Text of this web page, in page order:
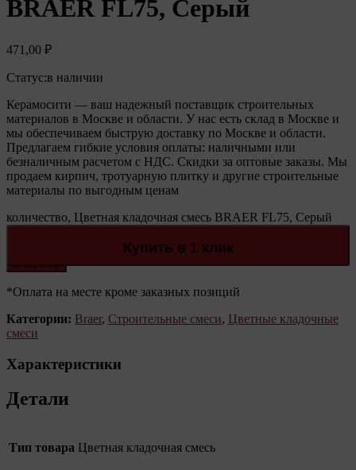
BRAER FL75, Серый
471,00 ₽
Статус:в наличии
Керамосити — ваш надежный поставщик строительных
материалов в Москве и области. У нас есть склад в Москве и
мы обеспечиваем быструю доставку по Москве и области.
Предлагаем гибкие условия оплаты: наличными или
безналичным расчетом с НДС. Скидки за оптовые заказы. Мы
продаем кирпич, тротуарную плитку и другие строительные
материалы по выгодным ценам
количество, Цветная кладочная смесь BRAER FL75, Серый
В корзину
Купить в 1 клик
*Оплата на месте кроме заказных позиций
Категории: Braer, Строительные смеси, Цветные кладочные
смеси
Характеристики
Детали
Тип товара Цветная кладочная смесь